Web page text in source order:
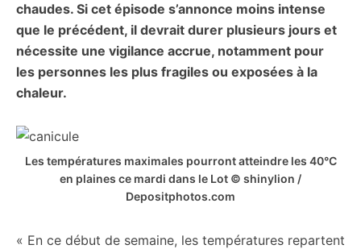
chaudes. Si cet épisode s’annonce moins intense
que le précédent, il devrait durer plusieurs jours et
nécessite une vigilance accrue, notamment pour
les personnes les plus fragiles ou exposées à la
chaleur.
Les températures maximales pourront atteindre les 40°C
en plaines ce mardi dans le Lot © shinylion /
Depositphotos.com
« En ce début de semaine, les températures repartent